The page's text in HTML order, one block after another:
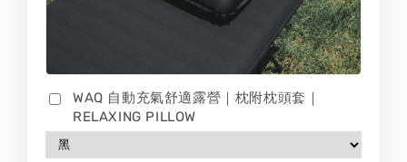
WAQ 自動充氣舒適露營｜枕附枕頭套｜
RELAXING PILLOW